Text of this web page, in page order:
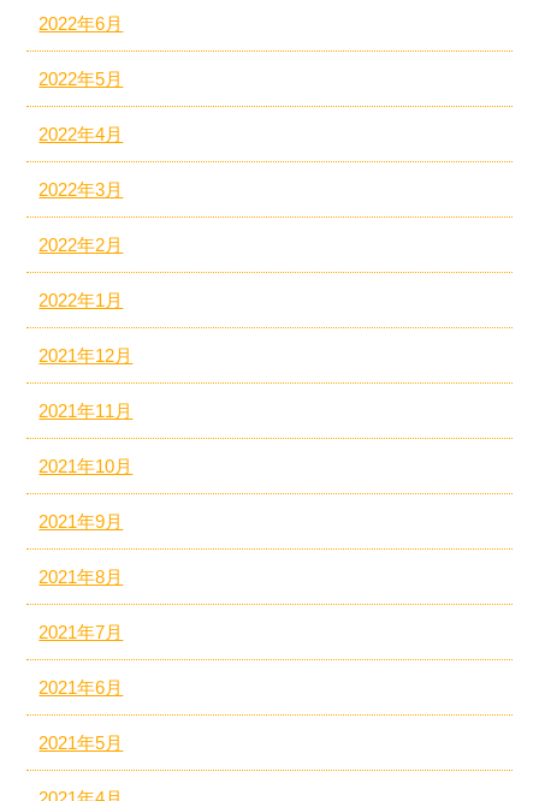
2022年6月
2022年5月
2022年4月
2022年3月
2022年2月
2022年1月
2021年12月
2021年11月
2021年10月
2021年9月
2021年8月
2021年7月
2021年6月
2021年5月